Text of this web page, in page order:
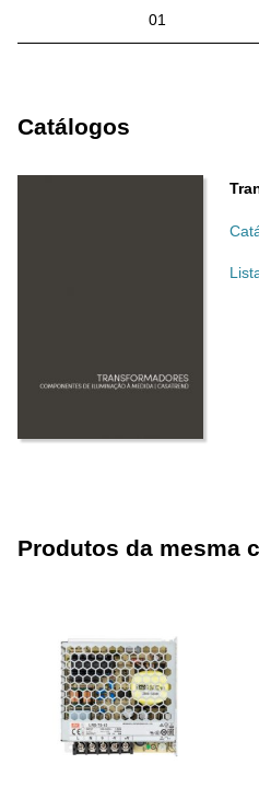
01
Catálogos
Produtos da mesma